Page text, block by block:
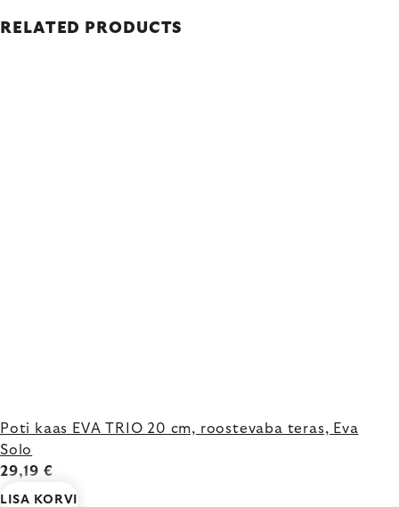
RELATED PRODUCTS
Poti kaas EVA TRIO 20 cm, roostevaba teras, Eva
Solo
29,19 €
LISA KORVI